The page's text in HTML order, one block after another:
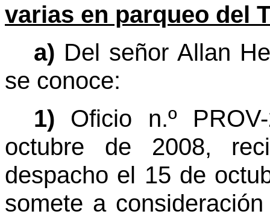
varias en parqueo del
a) Del señor Allan
se conoce:
1) Oficio n.º
octubre de 2008,
despacho el 15 de
somete a